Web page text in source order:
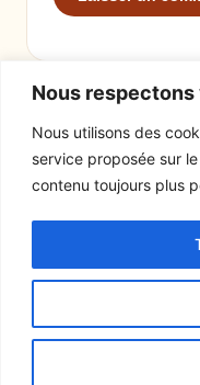
Nous
Nous utilisons des
service proposée sur
contenu toujours plus
©